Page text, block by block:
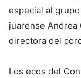
especial al
juarense
directora del
Los ecos del